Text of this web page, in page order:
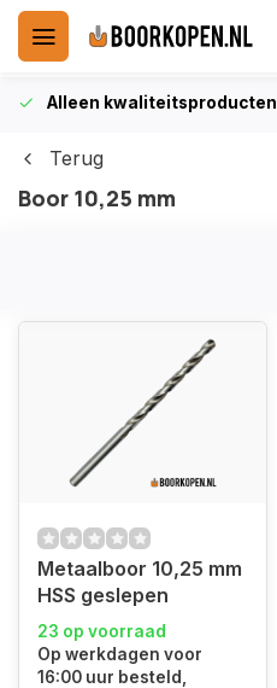
Alleen kwaliteitsproducten
Terug
Boor 10,25 mm
Metaalboor 10,25 mm
HSS geslepen
23 op voorraad
Op werkdagen voor
16:00 uur besteld,